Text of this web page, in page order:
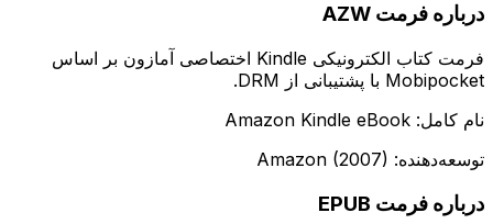
درباره فرمت AZW
فرمت کتاب الکترونیکی Kindle اختصاصی آمازون بر اساس
Mobipocket با پشتیبانی از DRM.
نام کامل: Amazon Kindle eBook
توسعه‌دهنده: Amazon (2007)
درباره فرمت EPUB